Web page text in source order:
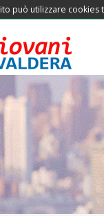
può utilizzare